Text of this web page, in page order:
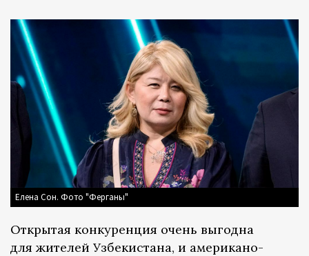
Елена Сон. Фото "Ферганы"
Открытая конкуренция очень выгодна
для жителей Узбекистана, и американо-